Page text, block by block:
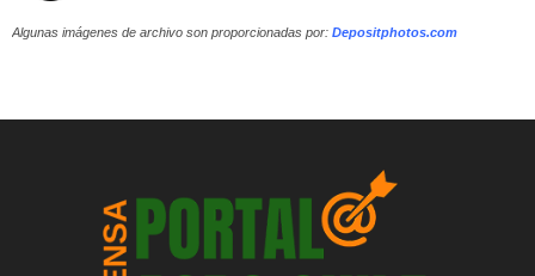
Algunas imágenes de archivo son proporcionadas por: Depositphotos.com